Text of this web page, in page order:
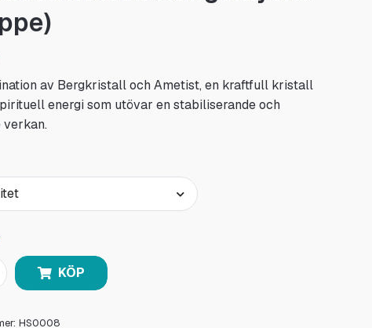
av Bergkristall och Ametist, en kraftfull kristall
energi som utövar en stabiliserande och
verkan.
KÖP
HS0008